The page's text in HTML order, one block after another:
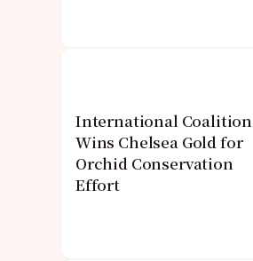
International Coalition
Wins Chelsea Gold for
Orchid Conservation
Effort